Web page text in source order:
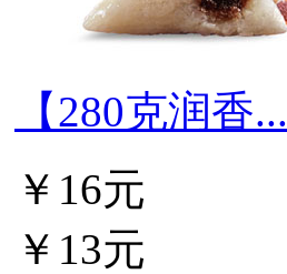
【280克润香...
￥16元
￥13元